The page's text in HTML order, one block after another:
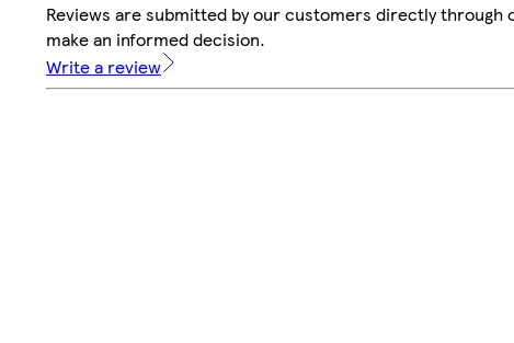
Reviews are submitted by our customers directly
make an informed decision.
Write a review